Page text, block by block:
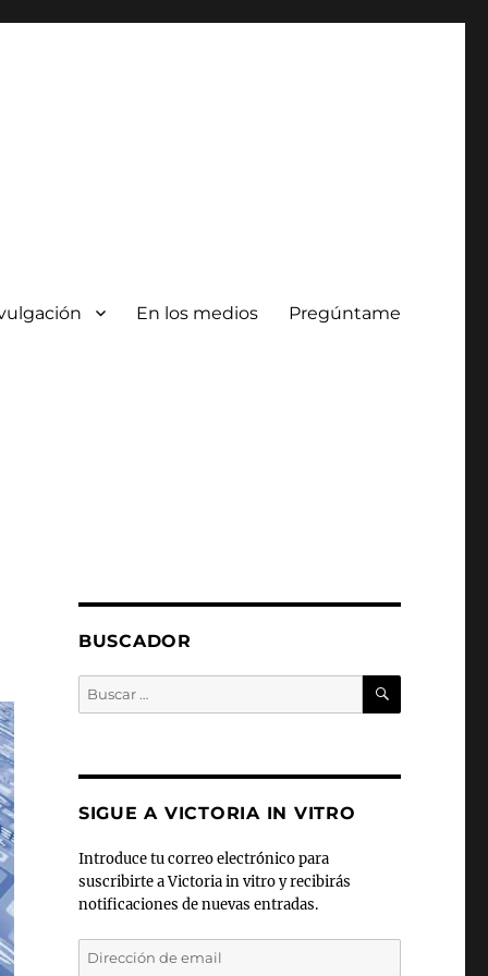
En los medios Pregúntame
BUSCADOR
Buscar
por:
BUSCAR
SIGUE A VICTORIA IN VITRO
Introduce tu correo electrónico para
suscribirte a Victoria in vitro y recibirás
notificaciones de nuevas entradas.
Dirección
de